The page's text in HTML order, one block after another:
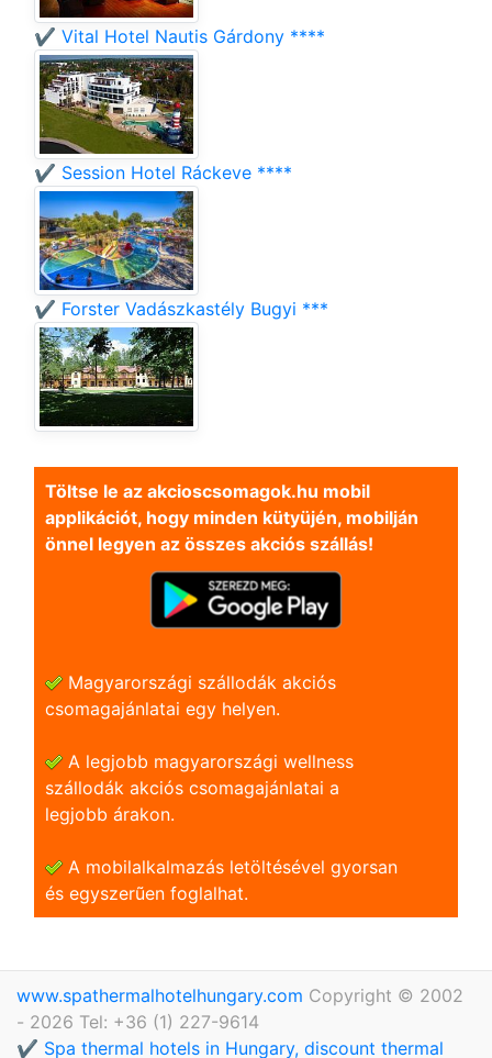
✔️ Vital Hotel Nautis Gárdony ****
✔️ Session Hotel Ráckeve ****
✔️ Forster Vadászkastély Bugyi ***
Töltse le az akcioscsomagok.hu mobil
applikációt, hogy minden kütyüjén, mobilján
önnel legyen az összes akciós szállás!
Magyarországi szállodák akciós
csomagajánlatai egy helyen.
A legjobb magyarországi wellness
szállodák akciós csomagajánlatai a
legjobb árakon.
A mobilalkalmazás letöltésével gyorsan
és egyszerũen foglalhat.
www.spathermalhotelhungary.com Copyright © 2002
- 2026 Tel: +36 (1) 227-9614
✔️ Spa thermal hotels in Hungary, discount thermal